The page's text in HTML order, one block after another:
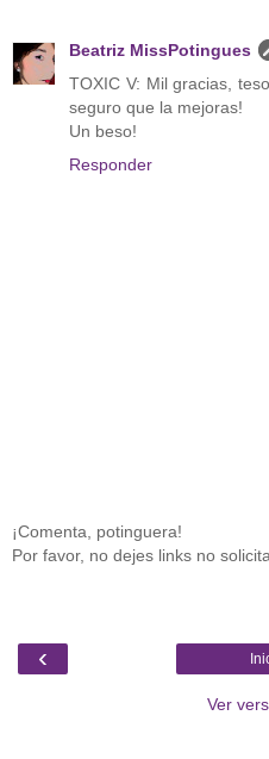
Beatriz MissPotingues
TOXIC V: Mil gracias,
seguro que la mejoras!
Un beso!
Responder
¡Comenta, potinguera!
Por favor, no dejes links no
‹
Ver